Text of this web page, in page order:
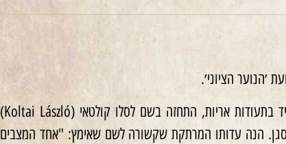
בעת הכיבוש הגרמני במרס 1944 עבד בבודפשט במפעל ׳חיוני׳ שייצר בשביל הצבא ההונגרי. מצויד בתעודות אריות, התחזה בשם לסלו קולטאי (Koltai László)
סגן. הנה עדותו המרתקת שקשורה לשם שאימץ: "אחד המצבים